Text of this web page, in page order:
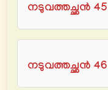
നടുവത്തച്ഛൻ 45
നടുവത്തച്ഛൻ 46